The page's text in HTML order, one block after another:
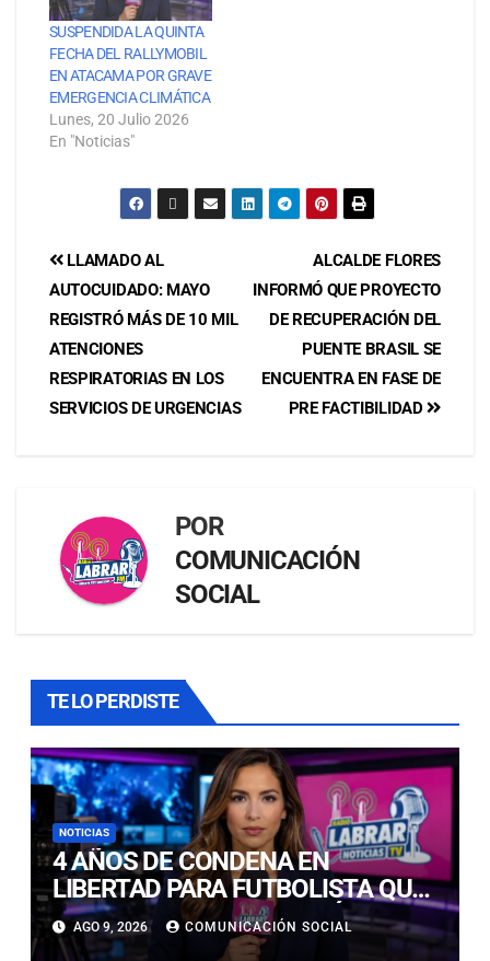
SUSPENDIDA LA QUINTA
FECHA DEL RALLYMOBIL
EN ATACAMA POR GRAVE
EMERGENCIA CLIMÁTICA
Lunes, 20 Julio 2026
En "Noticias"
ALCALDE FLORES
INFORMÓ QUE PROYECTO
DE RECUPERACIÓN DEL
PUENTE BRASIL SE
ENCUENTRA EN FASE DE
PRE FACTIBILIDAD
LLAMADO AL
AUTOCUIDADO: MAYO
REGISTRÓ MÁS DE 10 MIL
ATENCIONES
RESPIRATORIAS EN LOS
SERVICIOS DE URGENCIAS
POR
COMUNICACIÓN
SOCIAL
TE LO PERDISTE
NOTICIAS
4 AÑOS DE CONDENA EN
LIBERTAD PARA FUTBOLISTA QUE
CONDUJO EBRIO Y CAUSÓ
MUERTE DE ISABELLA BELMAR
AGO 9, 2026 COMUNICACIÓN SOCIAL